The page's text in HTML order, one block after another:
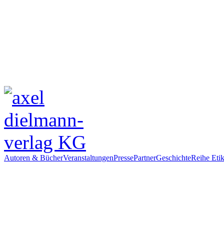
Autoren & BücherVeranstaltungenPressePartnerGeschichteReihe